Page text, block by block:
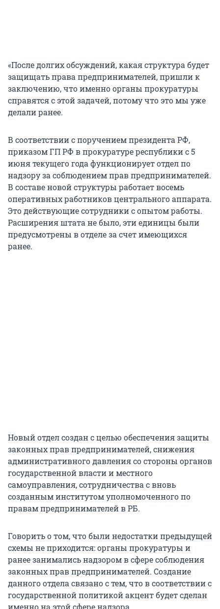
«После долгих обсуждений, какая структура будет
защищать права предпринимателей, пришли к
заключению, что именно органы прокуратуры
справятся с этой задачей, потому что это мы уже
делали ранее.
В соответствии с поручением президента РФ,
приказом ГП РФ в прокуратуре республики с 5
июня текущего года функционирует отдел по
надзору за соблюдением прав предпринимателей.
В составе новой структуры работает восемь
оперативных работников центрального аппарата.
Это действующие сотрудники с опытом работы.
Расширения штата не было, эти единицы были
предусмотрены в отделе за счет имеющихся
ранее.
Новый отдел создан с целью обеспечения защиты
законных прав предпринимателей, снижения
административного давления со стороны органов
государственной власти и местного
самоуправления, сотрудничества с вновь
созданным институтом уполномоченного по
правам предпринимателей в РБ.
Говорить о том, что были недостатки предыдущей
схемы не приходится: органы прокуратуры и
ранее занимались надзором в сфере соблюдения
законных прав предпринимателей. Создание
данного отдела связано с тем, что в соответствии с
государственной политикой акцент будет сделан
именно на этой сфере надзора.